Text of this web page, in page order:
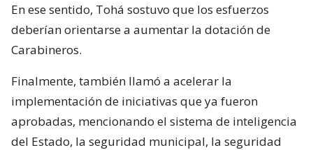
En ese sentido, Tohá sostuvo que los esfuerzos
deberían orientarse a aumentar la dotación de
Carabineros.
Finalmente, también llamó a acelerar la
implementación de iniciativas que ya fueron
aprobadas, mencionando el sistema de inteligencia
del Estado, la seguridad municipal, la seguridad